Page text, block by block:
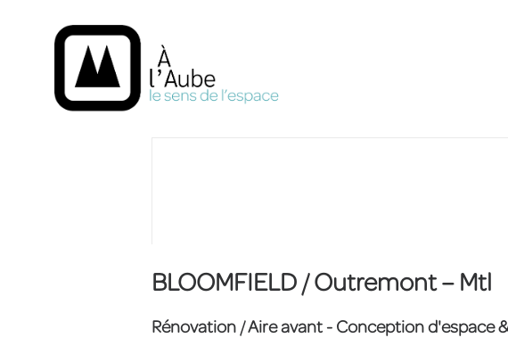
BLOOMFIELD / Outremont – Mtl
Rénovation / Aire avant - Conception d'espace